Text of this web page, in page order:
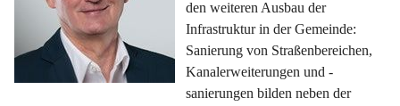
den weiteren Ausbau der
Infrastruktur in der Gemeinde:
Sanierung von Straßenbereichen,
Kanalerweiterungen und -
sanierungen bilden neben der